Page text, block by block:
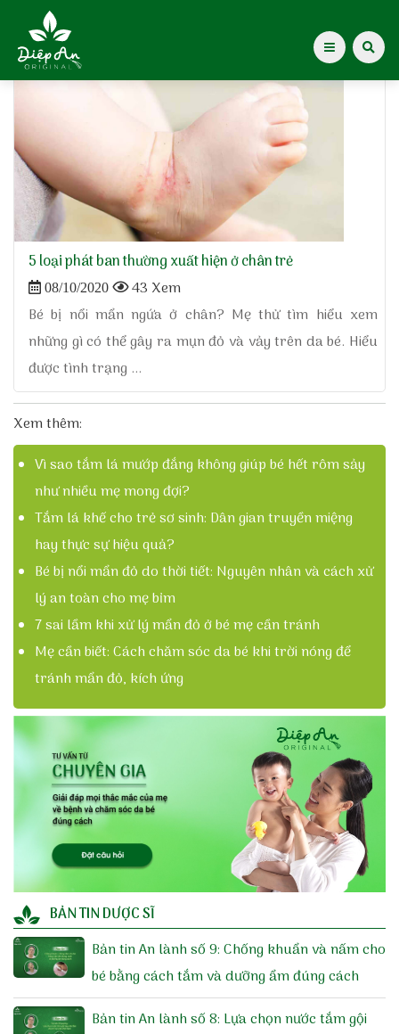
Giới thiệu Dược Khoa
Giới thiệu
Kiến thức cho mẹ
Tạp chí Diệp An Nhi
Tin tức
Điểm mua hàng
Home»
5 loại phát ban thường xuất hiện ở chân trẻ
08/10/2020
43 Xem
Bé bị nổi mẩn ngứa ở chân? Mẹ thử tìm hiểu xem
những gì có thể gây ra mụn đỏ và vảy trên da bé. Hiểu
được tình trạng ...
Xem thêm:
Vì sao tắm lá mướp đắng không giúp bé hết rôm sảy
như nhiều mẹ mong đợi?
Tắm lá khế cho trẻ sơ sinh: Dân gian truyền miệng
hay thực sự hiệu quả?
Bé bị nổi mẩn đỏ do thời tiết: Nguyên nhân và cách xử
lý an toàn cho mẹ bỉm
7 sai lầm khi xử lý mẩn đỏ ở bé mẹ cần tránh
Mẹ cần biết: Cách chăm sóc da bé khi trời nóng để
tránh mẩn đỏ, kích ứng
BẢN TIN DƯỢC SĨ
Bản tin An lành số 9: Chống khuẩn và nấm cho
bé bằng cách tắm và dưỡng ẩm đúng cách
Bản tin An lành số 8: Lựa chọn nước tắm gội